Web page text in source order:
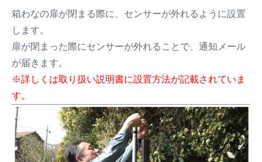
箱わなの扉が閉まる際に、センサーが外れるように設置
します。
扉が閉まった際にセンサーが外れることで、通知メール
が届きます。
※詳しくは取り扱い説明書に設置方法が記載されていま
す。